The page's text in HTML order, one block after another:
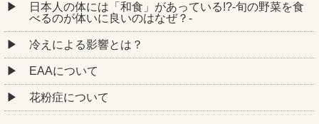
日本人の体には「和食」があっている!?-旬の野菜を食
べるのが体いに良いのはなぜ？-
冷えによる影響とは？
EAAについて
花粉症について